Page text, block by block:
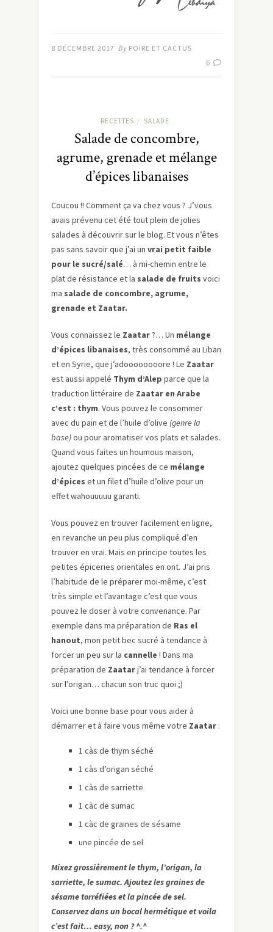
8 DÉCEMBRE 2017 By POIRE ET CACTUS
6
RECETTES / SALADE
Salade de concombre,
agrume, grenade et mélange
d’épices libanaises
Coucou !! Comment ça va chez vous ? J’vous
avais prévenu cet été tout plein de jolies
salades à découvrir sur le blog. Et vous n’êtes
pas sans savoir que j’ai un vrai petit faible
pour le sucré/salé… à mi-chemin entre le
plat de résistance et la salade de fruits voici
ma salade de concombre, agrume,
grenade et Zaatar.
Vous connaissez le Zaatar?… Un mélange
d’épices libanaises, très consommé au Liban
et en Syrie, que j’adoooooooore ! Le Zaatar
est aussi appelé Thym d’Alep parce que la
traduction littéraire de Zaatar en Arabe
c’est : thym. Vous pouvez le consommer
avec du pain et de l’huile d’olive (genre la
base)ou pour aromatiser vos plats et salades.
Quand vous faites un houmous maison,
ajoutez quelques pincées de ce mélange
d’épices et un filet d’huile d’olive pour un
effet wahouuuuu garanti.
Vous pouvez en trouver facilement en ligne,
en revanche un peu plus compliqué d’en
trouver en vrai. Mais en principe toutes les
petites épiceries orientales en ont. J’ai pris
l’habitude de le préparer moi-même, c’est
très simple et l’avantage c’est que vous
pouvez le doser à votre convenance. Par
exemple dans ma préparation de Ras el
hanout, mon petit bec sucré à tendance à
forcer un peu sur la cannelle ! Dans ma
préparation de Zaatarj’ai tendance à forcer
sur l’origan… chacun son truc quoi ;)
Voici une bonne base pour vous aider à
démarrer et à faire vous même votre Zaatar :
1 càs de thym séché
1 càs d’origan séché
1 càs de sarriette
1 càc de sumac
1 càc de graines de sésame
une pincée de sel
Mixez grossièrement le thym, l’origan, la
sarriette, le sumac. Ajoutez les graines de
sésame torréfiées et la pincée de sel.
Conservez dans un bocal hermétique et voila
c’est fait… easy, non ? ^.^